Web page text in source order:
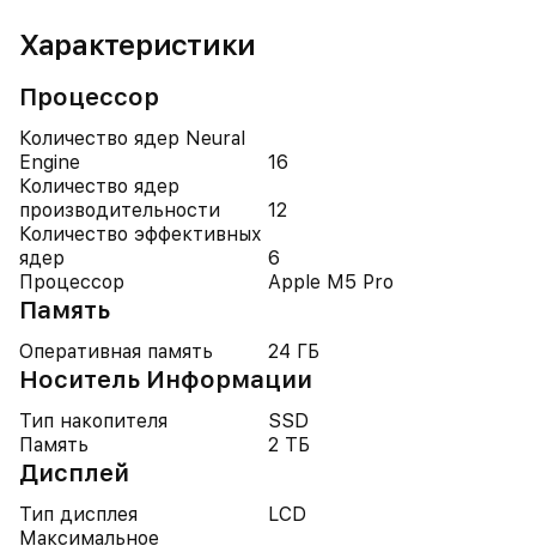
Характеристики
Процессор
Количество ядер Neural
Engine
16
Количество ядер
производительности
12
Количество эффективных
ядер
6
Процессор
Apple M5 Pro
Память
Оперативная память 24 ГБ
Носитель Информации
Тип накопителя
SSD
Память
2 ТБ
Дисплей
Тип дисплея
LCD
Максимальное